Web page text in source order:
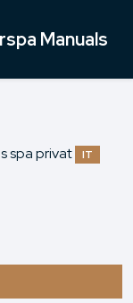
Manuals
spa privat
IT